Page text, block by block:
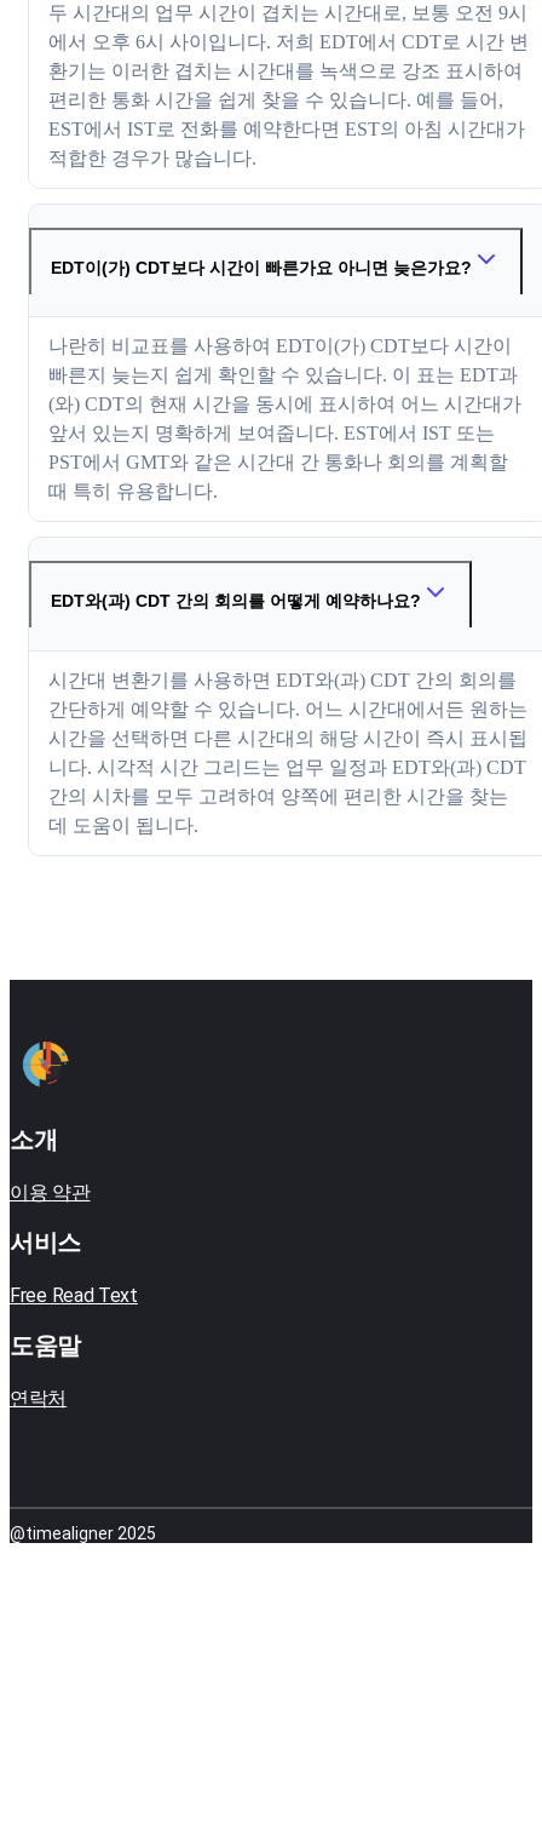
두 시간대의 업무 시간이 겹치는 시간대로, 보통 오전 9시
에서 오후 6시 사이입니다. 저희 EDT에서 CDT로 시간 변
환기는 이러한 겹치는 시간대를 녹색으로 강조 표시하여
편리한 통화 시간을 쉽게 찾을 수 있습니다. 예를 들어,
EST에서 IST로 전화를 예약한다면 EST의 아침 시간대가
적합한 경우가 많습니다.
EDT이(가) CDT보다 시간이 빠른가요 아니면 늦은가요?
나란히 비교표를 사용하여 EDT이(가) CDT보다 시간이
빠른지 늦는지 쉽게 확인할 수 있습니다. 이 표는 EDT과
(와) CDT의 현재 시간을 동시에 표시하여 어느 시간대가
앞서 있는지 명확하게 보여줍니다. EST에서 IST 또는
PST에서 GMT와 같은 시간대 간 통화나 회의를 계획할
때 특히 유용합니다.
EDT와(과) CDT 간의 회의를 어떻게 예약하나요?
시간대 변환기를 사용하면 EDT와(과) CDT 간의 회의를
간단하게 예약할 수 있습니다. 어느 시간대에서든 원하는
시간을 선택하면 다른 시간대의 해당 시간이 즉시 표시됩
니다. 시각적 시간 그리드는 업무 일정과 EDT와(과) CDT
간의 시차를 모두 고려하여 양쪽에 편리한 시간을 찾는
데 도움이 됩니다.
소개
이용 약관
서비스
Free Read Text
도움말
연락처
@timealigner 2025